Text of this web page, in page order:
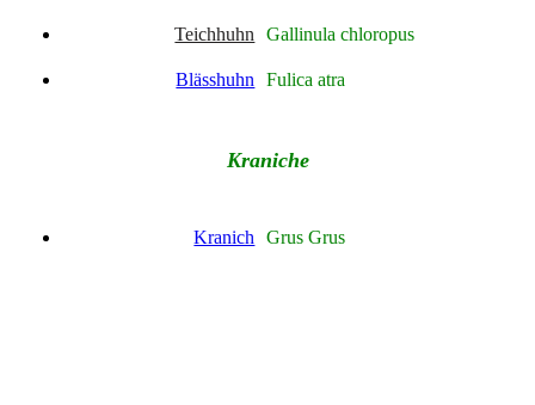
Teichhuhn Gallinula chloropus
Blässhuhn Fulica atra
Kraniche
Kranich Grus Grus